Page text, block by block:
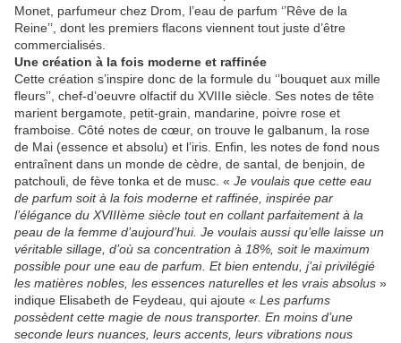
Monet, parfumeur chez Drom, l’eau de parfum ‘’Rêve de la
Reine’’, dont les premiers flacons viennent tout juste d’être
commercialisés.
Une création à la fois moderne et raffinée
Cette création s’inspire donc de la formule du ‘’bouquet aux mille
fleurs’’, chef-d’oeuvre olfactif du XVIIIe siècle. Ses notes de tête
marient bergamote, petit-grain, mandarine, poivre rose et
framboise. Côté notes de cœur, on trouve le galbanum, la rose
de Mai (essence et absolu) et l’iris. Enfin, les notes de fond nous
entraînent dans un monde de cèdre, de santal, de benjoin, de
patchouli, de fève tonka et de musc. « Je voulais que cette eau
de parfum soit à la fois moderne et raffinée, inspirée par
l’élégance du XVIIIème siècle tout en collant parfaitement à la
peau de la femme d’aujourd’hui. Je voulais aussi qu’elle laisse un
véritable sillage, d’où sa concentration à 18%, soit le maximum
possible pour une eau de parfum. Et bien entendu, j’ai privilégié
les matières nobles, les essences naturelles et les vrais absolus »
indique Elisabeth de Feydeau, qui ajoute « Les parfums
possèdent cette magie de nous transporter. En moins d’une
seconde leurs nuances, leurs accents, leurs vibrations nous